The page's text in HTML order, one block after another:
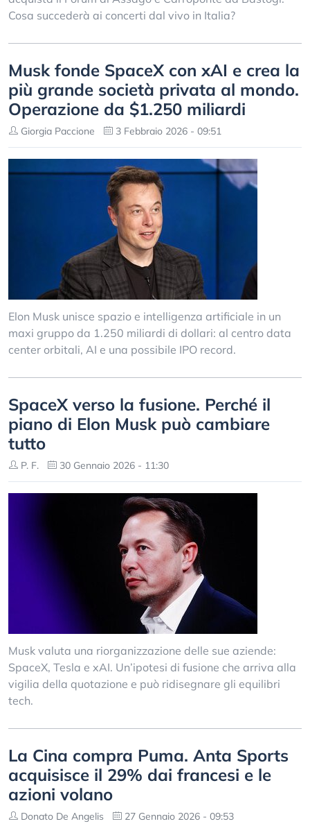
Cosa succederà ai concerti dal vivo in Italia?
Musk fonde SpaceX con xAI e crea la
più grande società privata al mondo.
Operazione da $1.250 miliardi
Giorgia Paccione 3 Febbraio 2026 - 09:51
Elon Musk unisce spazio e intelligenza artificiale in un
maxi gruppo da 1.250 miliardi di dollari: al centro data
center orbitali, AI e una possibile IPO record.
SpaceX verso la fusione. Perché il
piano di Elon Musk può cambiare
tutto
P. F. 30 Gennaio 2026 - 11:30
Musk valuta una riorganizzazione delle sue aziende:
SpaceX, Tesla e xAI. Un’ipotesi di fusione che arriva alla
vigilia della quotazione e può ridisegnare gli equilibri
tech.
La Cina compra Puma. Anta Sports
acquisisce il 29% dai francesi e le
azioni volano
Donato De Angelis 27 Gennaio 2026 - 09:53